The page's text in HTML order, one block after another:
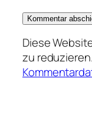
Diese
zu reduzieren.